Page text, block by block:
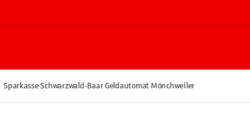
Sparkasse Schwarzwald-Baar Geldautomat Mönchweiler